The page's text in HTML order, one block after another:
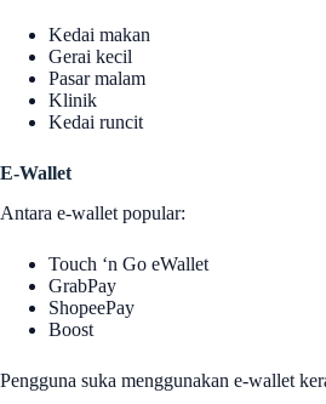
Kedai makan
Gerai kecil
Pasar malam
Klinik
Kedai runcit
E-Wallet
Antara e-wallet popular:
Touch ‘n Go eWallet
GrabPay
ShopeePay
Boost
Pengguna suka menggunakan e-wallet